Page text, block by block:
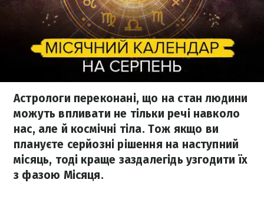
Астрологи переконані, що на стан людини
можуть впливати не тільки речі навколо
нас, але й космічні тіла. Тож якщо ви
плануєте серйозні рішення на наступний
місяць, тоді краще заздалегідь узгодити їх
з фазою Місяця.